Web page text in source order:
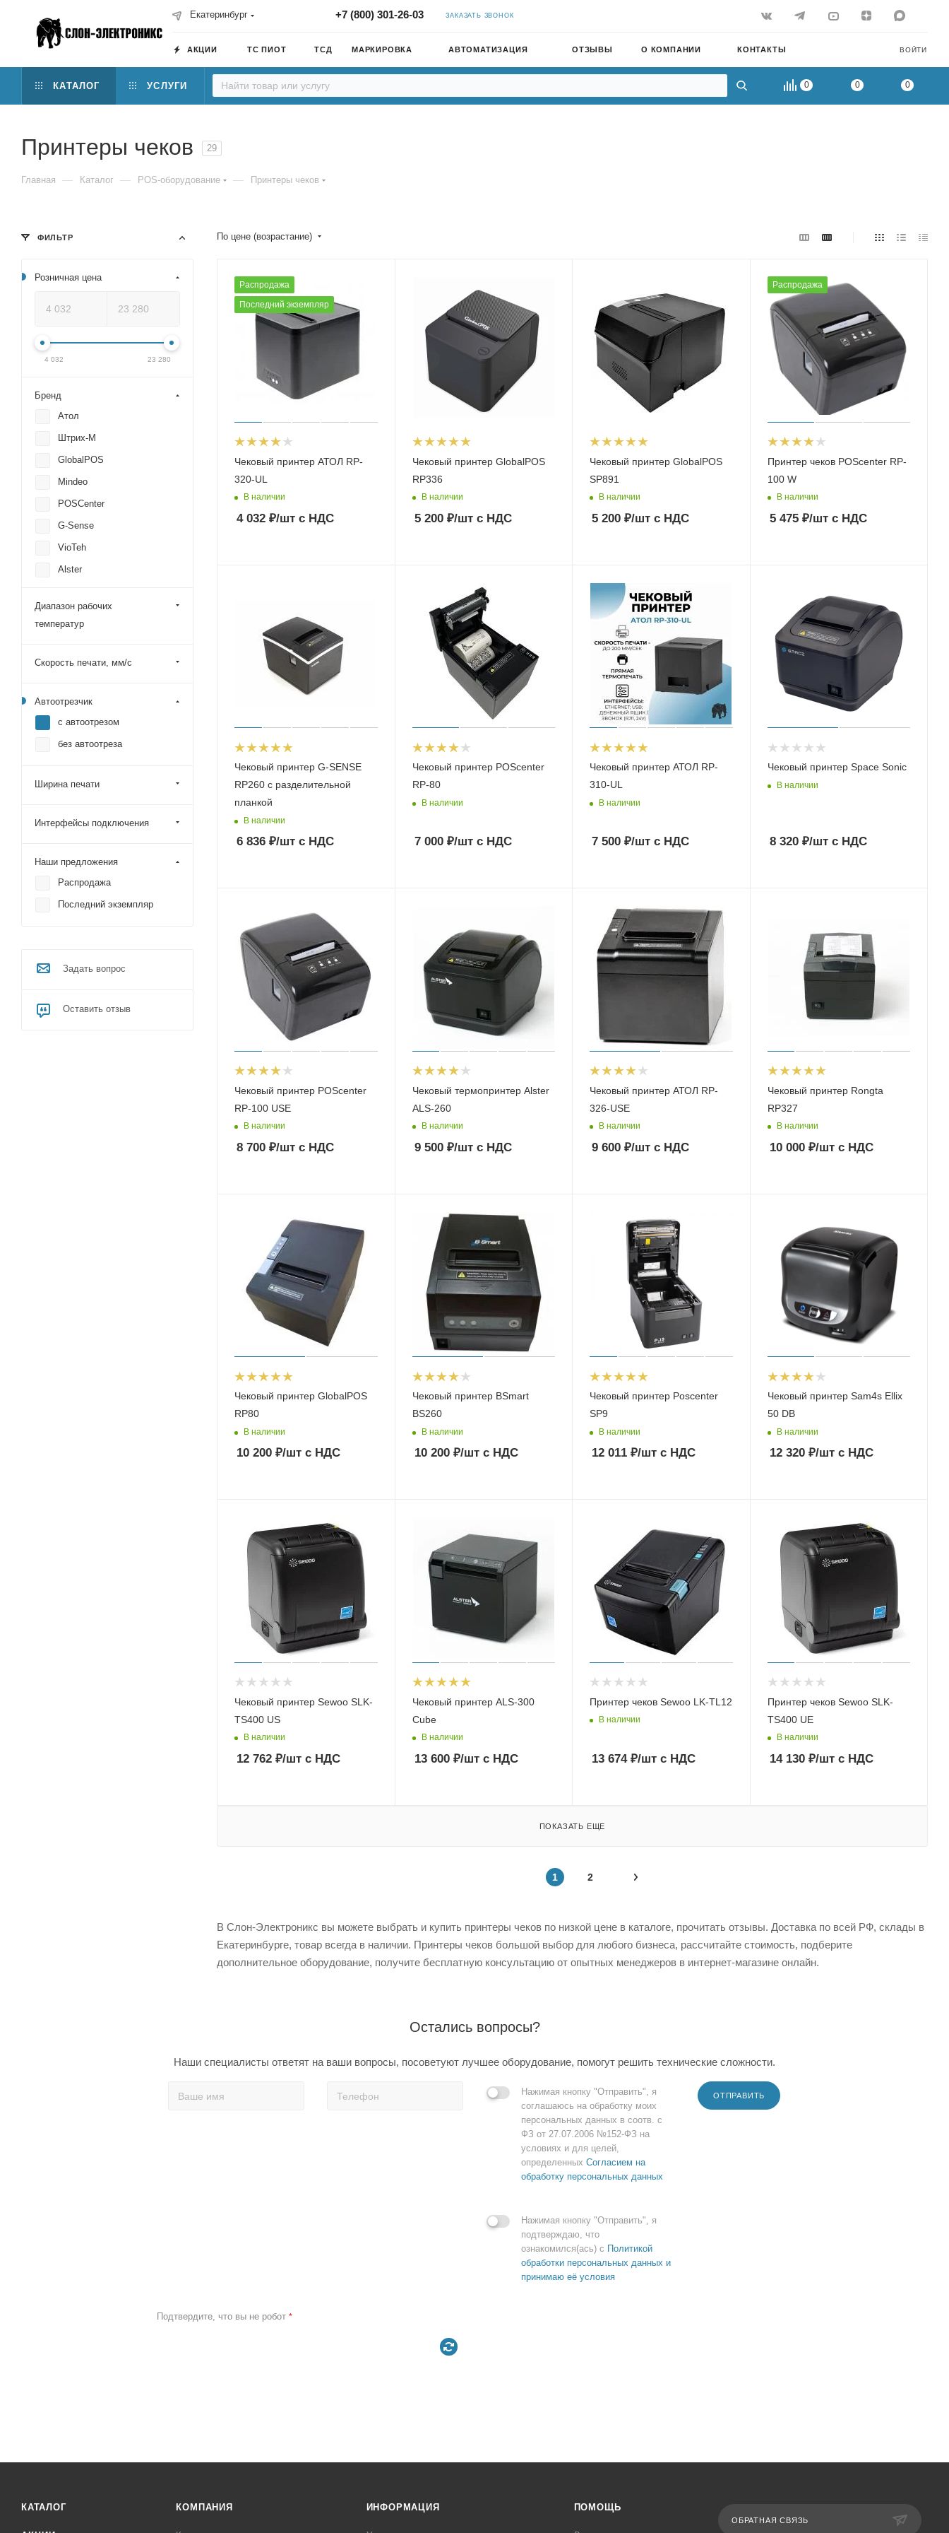
Екатеринбург +7 (800) 301-26-03 ЗАКАЗАТЬ ЗВОНОК
ВОЙТИ
АКЦИИ ТС ПИОТ ТСД МАРКИРОВКА АВТОМАТИЗАЦИЯ ОТЗЫВЫ О КОМПАНИИ КОНТАКТЫ
0 0 0
КАТАЛОГ УСЛУГИ
Принтеры чеков 29
Главная — Каталог — POS-оборудование — Принтеры чеков
По цене (возрастание)
Распродажа
Последний экземпляр
Чековый принтер АТОЛ RP-
320-UL
В наличии
4 032 ₽/шт с НДС
Чековый принтер GlobalPOS
RP336
В наличии
5 200₽/штс НДС
Чековый принтер GlobalPOS
SP891
В наличии
5 200 ₽/шт с НДС
Распродажа
Принтер чеков POScenter RP-
100 W
В наличии
5 475₽/штс НДС
Чековый принтер G-SENSE
RP260 с разделительной
планкой
В наличии
6 836 ₽/шт с НДС
Чековый принтер POScenter
RP-80
В наличии
7 000₽/штс НДС
Чековый принтер АТОЛ RP-
310-UL
В наличии
7 500 ₽/шт с НДС
Чековый принтер Space Sonic
В наличии
8 320₽/штс НДС
Чековый принтер POScenter
RP-100 USE
В наличии
8 700 ₽/шт с НДС
Чековый термопринтер Alster
ALS-260
В наличии
9 500₽/штс НДС
Чековый принтер АТОЛ RP-
326-USE
В наличии
9 600 ₽/шт с НДС
Чековый принтер Rongta
RP327
В наличии
10 000₽/штс НДС
Чековый принтер GlobalPOS
RP80
В наличии
10 200 ₽/шт с НДС
Чековый принтер BSmart
BS260
В наличии
10 200₽/штс НДС
Чековый принтер Poscenter
SP9
В наличии
12 011 ₽/шт с НДС
Чековый принтер Sam4s Ellix
50 DB
В наличии
12 320₽/штс НДС
Чековый принтер Sewoo SLK-
TS400 US
В наличии
12 762 ₽/шт с НДС
Чековый принтер ALS-300
Cube
В наличии
13 600₽/штс НДС
Принтер чеков Sewoo LK-TL12
В наличии
13 674₽/шт с НДС
Принтер чеков Sewoo SLK-
TS400 UE
В наличии
14 130₽/штс НДС
ПОКАЗАТЬ ЕЩЕ
1 2
В Слон-Электроникс вы можете выбрать и купить принтеры чеков по низкой цене в каталоге, прочитать отзывы. Доставка по всей РФ, склады в
Екатеринбурге, товар всегда в наличии. Принтеры чеков большой выбор для любого бизнеса, рассчитайте стоимость, подберите
дополнительное оборудование, получите бесплатную консультацию от опытных менеджеров в интернет-магазине онлайн.
ФИЛЬТР
Розничная цена
4 032 23 280
Бренд
Атол
Штрих-М
GlobalPOS
Mindeo
POSCenter
G-Sense
VioTeh
Alster
SEWOO
Диапазон рабочих
температур
Скорость печати, мм/с
Автоотрезчик
с автоотрезом
без автоотреза
Ширина печати
Интерфейсы подключения
Наши предложения
Распродажа
Последний экземпляр
Задать вопрос
Оставить отзыв
Остались вопросы?
Наши специалисты ответят на ваши вопросы, посоветуют лучшее оборудование, помогут решить технические сложности.
Нажимая кнопку "Отправить", я
соглашаюсь на обработку моих
персональных данных в соотв. с
ФЗ от 27.07.2006 №152-ФЗ на
условиях и для целей,
определенных Согласием на
обработку персональных данных
Нажимая кнопку "Отправить", я
подтверждаю, что
ознакомился(ась) с Политикой
обработки персональных данных и
принимаю её условия
ОТПРАВИТЬ
Подтвердите, что вы не робот *
КАТАЛОГ КОМПАНИЯ ИНФОРМАЦИЯ ПОМОЩЬ
ОБРАТНАЯ СВЯЗЬ